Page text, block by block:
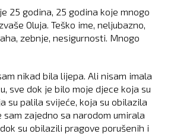
25 godina, 25 godina koje mnogo
Oluja. Teško ime, neljubazno,
zebnje, nesigurnosti. Mnogo
nikad bila lijepa. Ali nisam imala
sve dok je bilo moje djece koja su
su palila svijeće, koja su obilazila
zajedno sa narodom umirala
su obilazili pragove porušenih i